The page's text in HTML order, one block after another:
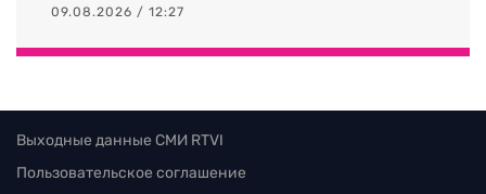
09.08.2026 / 12:27
Выходные данные СМИ RTVI
Пользовательское соглашение